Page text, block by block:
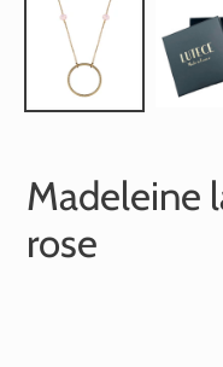
Madeleine
rose